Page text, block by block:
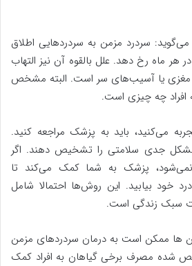
می‌گوید: سردرد مزمن به سردردهایی اطلاق
که حداقل ۱۵ روز در هر ماه رخ ‌دهد. علل بالقوه آن نیز التهاب
مغزی یا آسیب‌های سر است. البته مشخص
چه چیزی است.
می‌کنید، باید به پزشک مراجعه کنید.
مشکل جدی سلامتی را تشخیص دهند. اگر
نمی‌شود، پزشک به شما کمک می‌کند تا
خود بیابید. این روش‌ها احتمالا شامل
سبک زندگی است.
ها ممکن است به درمان سردردهای مزمن
مصرف برخی گیاهان به افراد کمک